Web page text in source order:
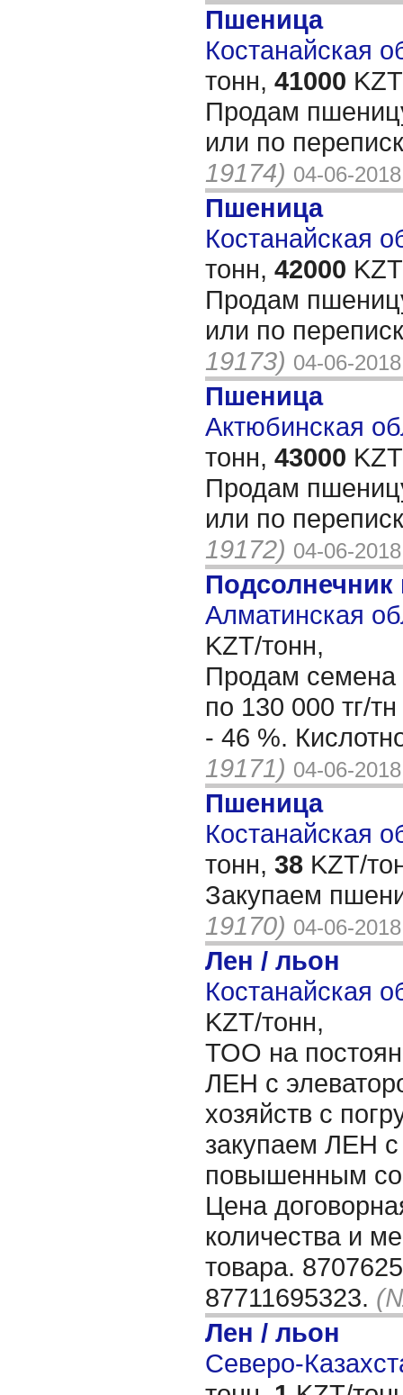
Пшеница
Костанайская
тонн, 41000
Продам
или по
19174) 04-06-2018
Пшеница
Костанайская
тонн, 42000
Продам
или по
19173) 04-06-2018
Пшеница
Актюбинская
тонн, 43000
Продам
или по
19172) 04-06-2018
Алматинская
KZT/тонн,
Продам семена
по 130 000 тг/
- 46 %.
19171) 04-06-2018
Пшеница
Костанайская
тонн, 38 KZT/
Закупаем
19170) 04-06-2018
Лен / льон
Костанайская
KZT/тонн,
ТОО на
ЛЕН с
хозяйств с
закупаем ЛЕН
повышенным
Цена
количества и
товара.
87711695323.
Лен / льон
Северо-